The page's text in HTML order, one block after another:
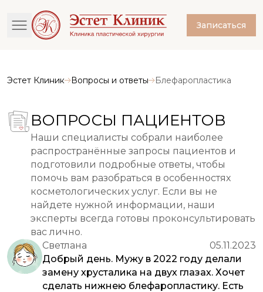
Записаться
Эстет Клиник Вопросы и ответы Блефаропластика
ВОПРОСЫ ПАЦИЕНТОВ
Наши специалисты собрали наиболее
распространённые запросы пациентов и
подготовили подробные ответы, чтобы
помочь вам разобраться в особенностях
косметологических услуг. Если вы не
найдете нужной информации, наши
эксперты всегда готовы проконсультировать
вас лично.
Светлана
05.11.2023
Добрый день. Мужу в 2022 году делали
замену хрусталика на двух глазах. Хочет
сделать нижнею блефаропластику. Есть